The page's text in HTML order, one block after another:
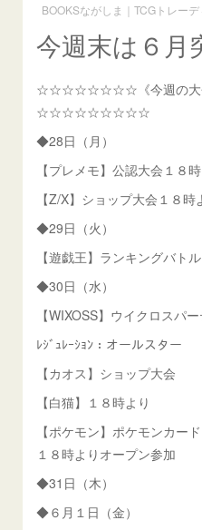
BOOKSながしま｜TCGトレー
今週末は６月
☆☆☆☆☆☆☆☆《今週の大会
☆☆☆☆☆☆☆☆☆
◆28日（月）
【プレメモ】公認大会１８
【Z/X】ショップ大会１８時
◆29日（火）
【遊戯王】ランキングバト
◆30日（水）
【WIXOSS】ウイクロスパ
ﾚｼﾞｭﾚｰｼｮﾝ：オールスター
【カオス】ショップ大会
【白猫】１８時より
【ポケモン】ポケモンカー
１８時よりオープン参加
◆31日（木）
◆６月１日（金）